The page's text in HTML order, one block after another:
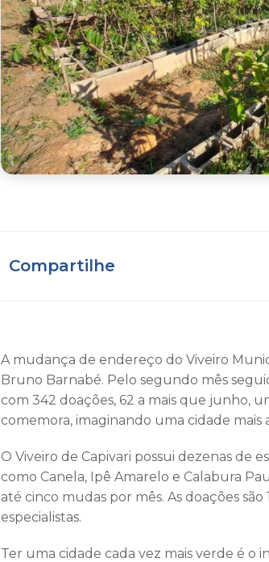
Compartilhe
A mudança de endereço do Viveiro
Bruno Barnabé. Pelo segundo mês
com 342 doações, 62 a mais que junho,
comemora, imaginando uma cidade mais
O Viveiro de Capivari possui dezenas de
como Canela, Ipê Amarelo e Calabura
até cinco mudas por mês. As doações
especialistas.
Ter uma cidade cada vez mais verde é o